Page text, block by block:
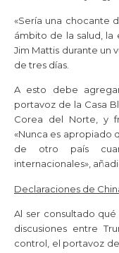
«Sería una chocante
ámbito de la salud, la
Jim Mattis durante un
de tres días.
A esto debe
portavoz de la Casa
Corea del Norte, y
«Nunca es apropiado
de otro país
internacionales»,
Declaraciones de
Al ser consultado
discusiones entre
control, el portavoz